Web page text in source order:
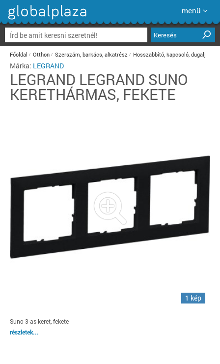
menü
Keresés
Főoldal Otthon Szerszám, barkács, alkatrész Hosszabbító, kapcsoló, dugalj
Márka: LEGRAND
LEGRAND LEGRAND SUNO
KERETHÁRMAS, FEKETE
1 kép
Suno 3-as keret, fekete
részletek...